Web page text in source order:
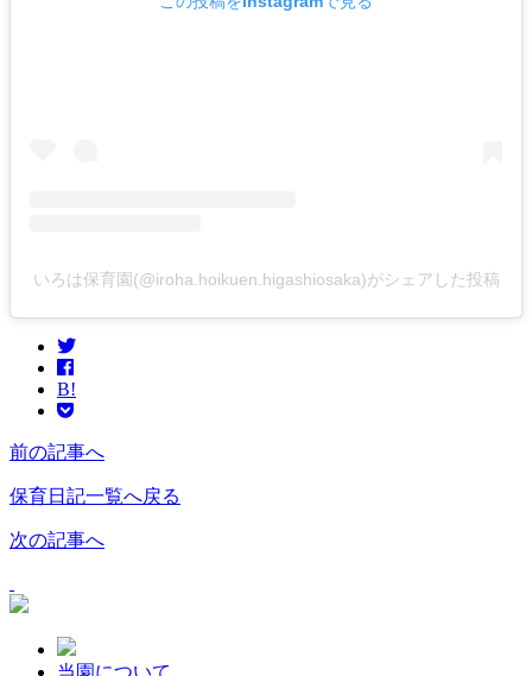
いろは保育園(@iroha.hoikuen.higashiosaka)がシェアした投稿
B!
前の記事へ
保育日記一覧へ戻る
次の記事へ